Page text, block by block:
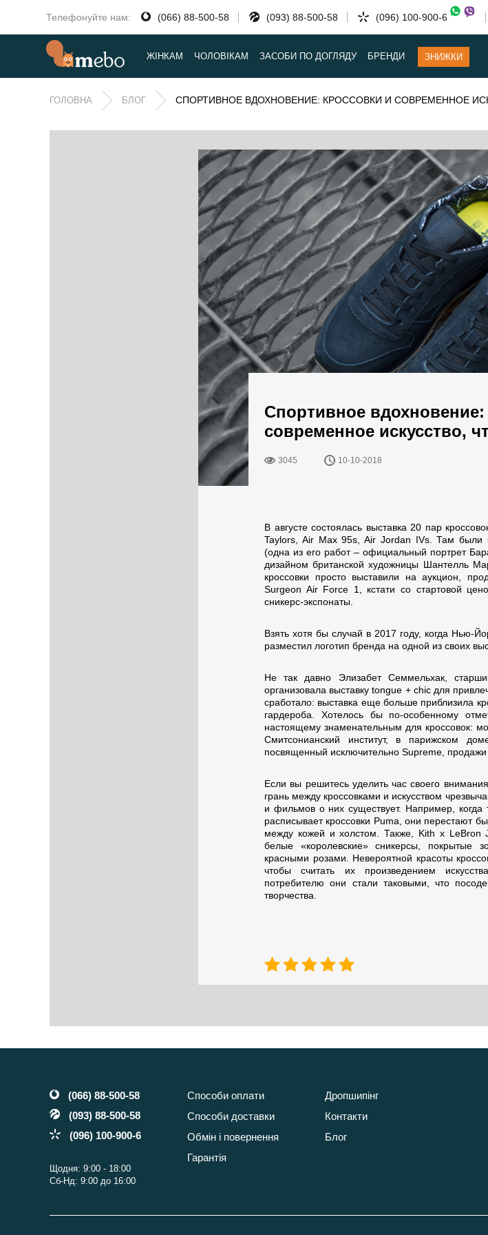
Телефонуйте нам: (066) 88-500-58 (093) 88-500-58 (096) 100-900-6
ЖІНКАМ ЧОЛОВІКАМ ЗАСОБИ ПО ДОГЛЯДУ БРЕНДИ ЗНИЖКИ
ГОЛОВНА БЛОГ СПОРТИВНОЕ ВДОХНОВЕНИЕ: КРОССОВКИ И СОВРЕМЕННОЕ
Спортивное вдохновение:
современное искусство,
3045 10-10-2018
В августе состоялась выставка 20 пар
Taylors, Air Max 95s, Air Jordan IVs. Там были
(одна из его работ – официальный портрет
дизайном британской художницы Шантелль
кроссовки просто выставили на аукцион,
Surgeon Air Force 1, кстати со стартовой
сникерс-экспонаты.
Взять хотя бы случай в 2017 году, когда Нью-
разместил логотип бренда на одной из своих
Не так давно Элизабет Семмельхак,
организовала выставку tongue + chic для
сработало: выставка еще больше приблизила
гардероба. Хотелось бы по-особенному
настоящему знаменательным для кроссовок:
Смитсонианский институт, в парижском
посвященный исключительно Supreme,
Если вы решитесь уделить час своего
грань между кроссовками и искусством
и фильмов о них существует. Например, когда
расписывает кроссовки Puma, они перестают
между кожей и холстом. Также, Kith x
белые «королевские» сникерсы, покрытые
красными розами. Невероятной красоты
чтобы считать их произведением
потребителю они стали таковыми, что
творчества.
(066) 88-500-58
(093) 88-500-58
(096) 100-900-6
Щодня: 9:00 - 18:00
Сб-Нд: 9:00 до 16:00
Способи оплати
Способи доставки
Обмін і повернення
Гарантія
Дропшипінг
Контакти
Блог